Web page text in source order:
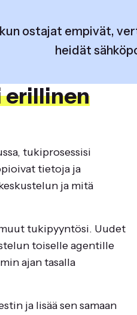
ostajat empivät,
heidät
erillinen
tukiprosessisi
tietoja ja
ja mitä
tukipyyntösi. Uudet
toiselle agentille
ajan tasalla
ja lisää sen samaan